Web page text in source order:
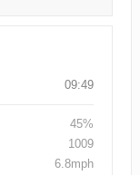
09:49
45%
1009
6.8mph